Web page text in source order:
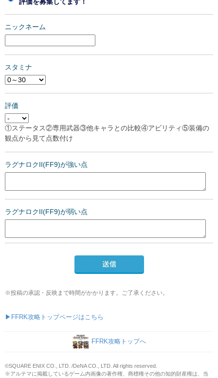
ニックネーム
スタミナ
評価
①ステータス②専用武器③他キャラとの比較④アビリティ⑤装備の
観点から見て点数付け
ラグナロクII(FF9)が強い点
ラグナロクII(FF9)が弱い点
送信
※投稿の承認・反映まで時間がかかります。ご了承ください。
▶FFRK攻略トップページはこちら
FFRK攻略トップへ
©SQUARE ENIX CO., LTD. /DeNA CO., LTD. All rights reserved.
※アルテマに掲載しているゲーム内画像の著作権、商標権その他の知的財産権は、当